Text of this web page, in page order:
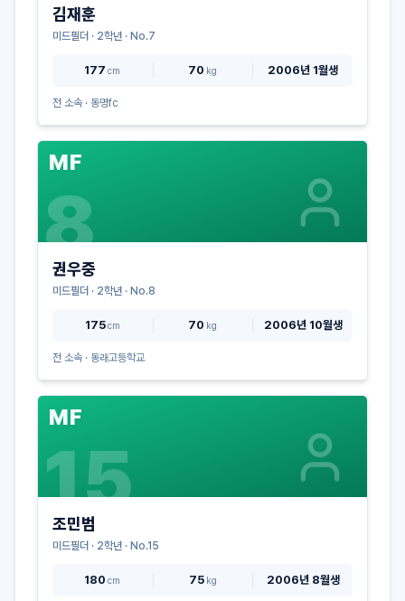
김재훈
미드필더 · 2학년 · No.7
177 cm 70 kg 2006년 1월생
전 소속 · 동명fc
MF
8
권우중
미드필더 · 2학년 · No.8
175cm 70 kg 2006년 10월생
전 소속 · 동래고등학교
MF
15
조민범
미드필더 · 2학년 · No.15
180 cm 75 kg 2006년 8월생